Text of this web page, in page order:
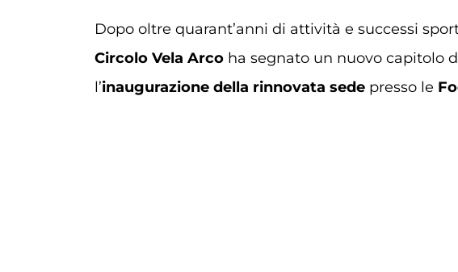
Dopo oltre quarant’anni di attività e successi
Circolo Vela Arco ha segnato un nuovo capitolo
l’inaugurazione della rinnovata sede presso le